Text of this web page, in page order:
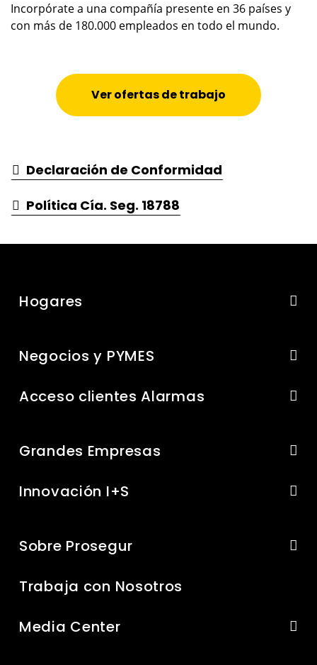
Incorpórate a una compañía presente en 36 países y
con más de 180.000 empleados en todo el mundo.
Ver ofertas de trabajo
Declaración de Conformidad
Política Cía. Seg. 18788
Hogares
Negocios y PYMES
Acceso clientes Alarmas
Grandes Empresas
Innovación I+S
Sobre Prosegur
Trabaja con Nosotros
Media Center